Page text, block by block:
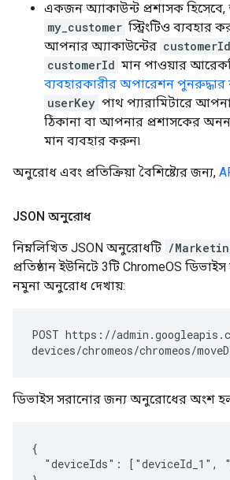
একজন অ্যাকাউন্ট প্রশাসক
my_customer স্ট্রিংটিও ব্যবহার
আপনার অ্যাকাউন্টের customerId
customerId মান পাওয়ার
ব্যবহারকারীর অপারেশন পুনরুদ্ধার
userKey পাথ প্যারামিটারে
ঠিকানা বা আপনার প্রশাসকের
মান ব্যবহার করুন৷
অনুরোধ এবং প্রতিক্রিয়া বৈশিষ্ট্যের জন্য,
JSON অনুরোধ
নিম্নলিখিত JSON অনুরোধটি /
প্রতিষ্ঠান ইউনিটে 3টি ChromeOS
নমুনা অনুরোধ দেখায়:
POST https://
devices/chromeos/chromeos/
ডিভাইস সরানোর জন্য অনুরোধের অংশ
{
"deviceIds": ["deviceId_1",